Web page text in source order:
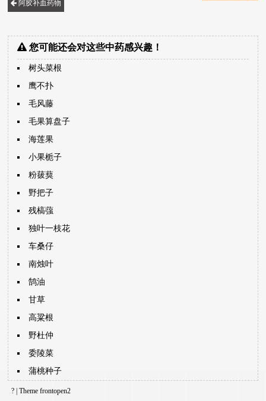
阿胶补血药物
您可能还会对这些中药感兴趣！
树头菜根
鹰不扑
毛风藤
毛果算盘子
海莲果
小果栀子
粉菝葜
野把子
残槁蔃
独叶一枝花
车桑仔
南烛叶
鹄油
甘草
高粱根
野杜仲
委陵菜
蒲桃种子
? | Themefrontopen2